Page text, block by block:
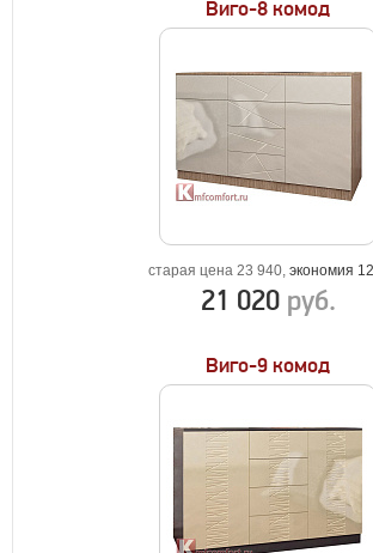
Виго-8 комод
старая цена 23 940, экономия
21 020 руб.
Виго-9 комод